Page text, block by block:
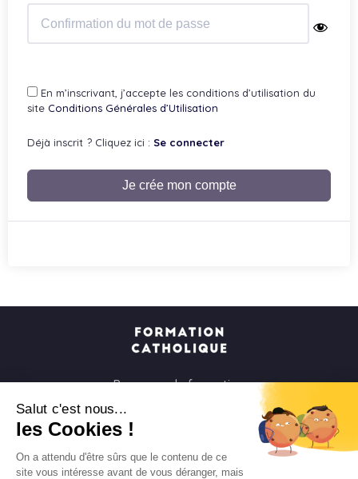
Salut c'est nous...
les Cookies !
On a attendu d'être sûrs que le contenu de ce
site vous intéresse avant de vous déranger, mais
En m’inscrivant, j’accepte les conditions d’utilisation du
site Conditions Générales d’Utilisation
Déjà inscrit ? Cliquez ici : Se connecter
Je crée mon compte
Parcours de formation
Parcours spirituels